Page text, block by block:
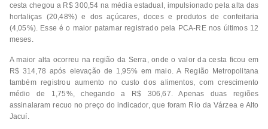
cesta chegou a R$ 300,54 na média estadual, impulsionado pela alta das
hortaliças (20,48%) e dos açúcares, doces e produtos de confeitaria
(4,05%). Esse é o maior patamar registrado pela PCA-RE nos últimos 12
meses.
A maior alta ocorreu na região da Serra, onde o valor da cesta ficou em
R$ 314,78 após elevação de 1,95% em maio. A Região Metropolitana
também registrou aumento no custo dos alimentos, com crescimento
médio de 1,75%, chegando a R$ 306,67. Apenas duas regiões
assinalaram recuo no preço do indicador, que foram Rio da Várzea e Alto
Jacuí.